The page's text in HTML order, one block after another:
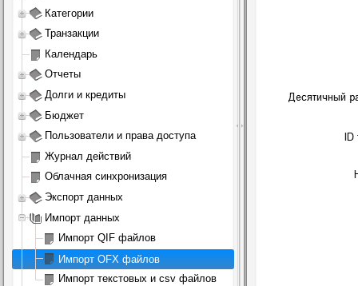
Категории
Транзакции
Календарь
Отчеты
Долги и кредиты
Бюджет
Пользователи и права доступа
Журнал действий
Облачная синхронизация
Экспорт данных
Импорт данных
Импорт QIF файлов
Импорт OFX файлов
Импорт текстовых и csv файлов